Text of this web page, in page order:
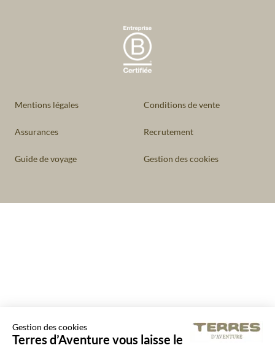
Gestion des cookies
Terres d’Aventure vous laisse le
Mentions légales Conditions de vente
Assurances Recrutement
Guide de voyage Gestion des cookies